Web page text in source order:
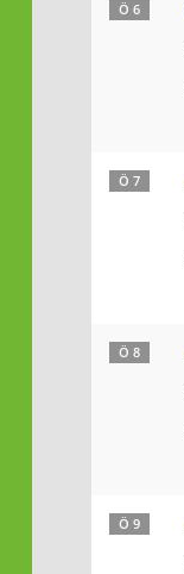
Ö 6
Ö 7
Ö 8
Ö 9